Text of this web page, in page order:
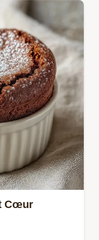
aérien avec un
recette
des
Cœur